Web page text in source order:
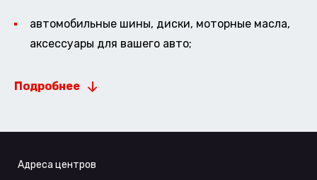
автомобильные шины, диски, моторные масла,
аксессуары для вашего авто;
Подробнее
Адреса центров